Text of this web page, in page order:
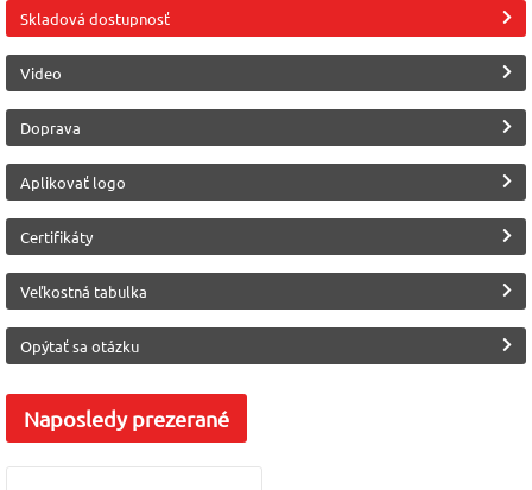
Bavlna 100%
Malfini (Adler)
Skladová dostupnosť
Video
Doprava
Aplikovať logo
Certifikáty
Veľkostná tabulka
Opýtať sa otázku
Naposledyprezerané